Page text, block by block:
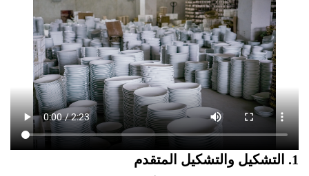
1. التشكيل والتشكيل المتقدم